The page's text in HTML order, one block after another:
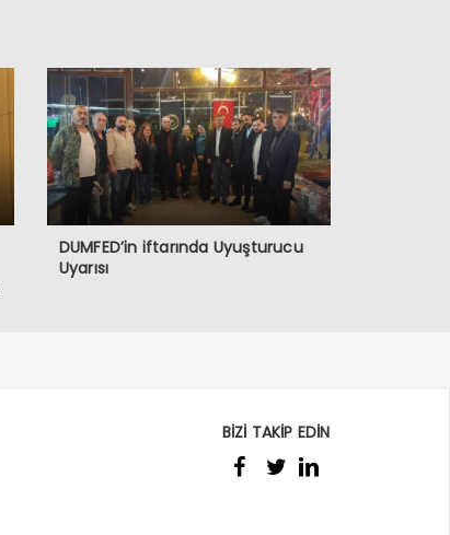
DUMFED’in iftarında Uyuşturucu
Uyarısı
BİZİ TAKİP EDİN